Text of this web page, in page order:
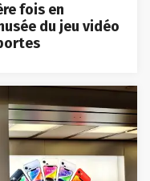
fois en
du jeu vidéo